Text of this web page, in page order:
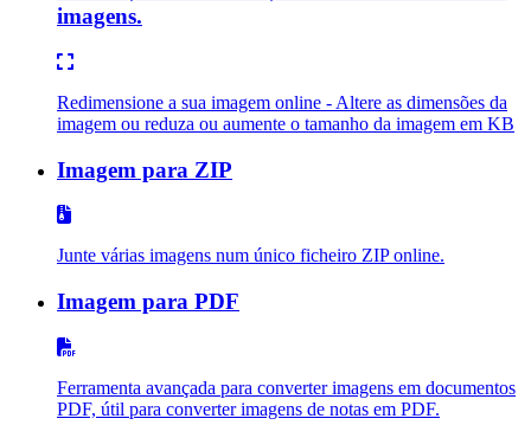
imagens.
Redimensione a sua imagem online - Altere as dimensões da
imagem ou reduza ou aumente o tamanho da imagem em KB
Imagem para ZIP
Junte várias imagens num único ficheiro ZIP online.
Imagem para PDF
Ferramenta avançada para converter imagens em documentos
PDF, útil para converter imagens de notas em PDF.